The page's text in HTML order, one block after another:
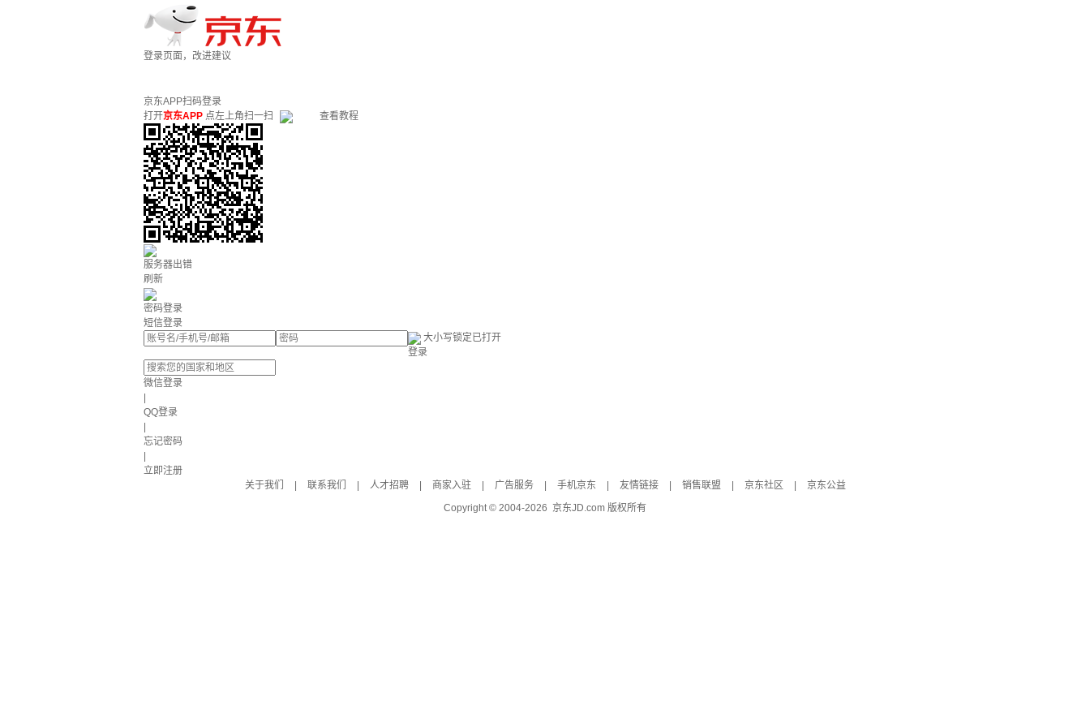
登录页面，改进建议
京东APP扫码登录
打开京东APP 点左上角扫一扫 查看教程
服务器出错
刷新
密码登录
短信登录
大小写锁定已打开
登录
微信登录
QQ登录
忘记密码
立即注册
关于我们
联系我们 人才招聘 商家入驻 广告服务 手机京东 友情链接 销售联盟 京东社区
京东公益
Copyright © 2004-2026 京东JD.com 版权所有